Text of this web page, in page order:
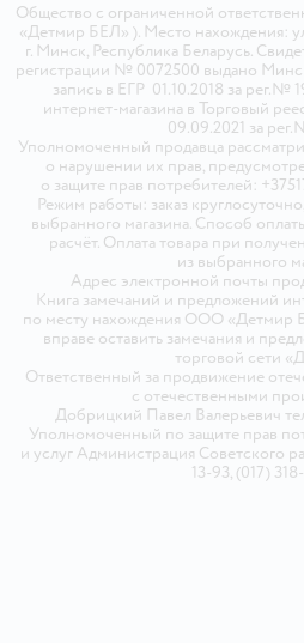
Общество с ограниченной
«Детмир БЕЛ» ). Место нахождения:
г. Минск, Республика Беларусь.
регистрации № 0072500 выдано
запись в ЕГР 01.10.2018 за рег.№
интернет-магазина в Торговый
09.09.2021 за
Уполномоченный продавца
о нарушении их прав,
о защите прав потребителей:
Режим работы: заказ
выбранного магазина. Способ
расчёт. Оплата товара при
из выбранного
Адрес электронной почты
Книга замечаний и предложений
по месту нахождения ООО «Детмир
вправе оставить замечания и
торговой сети
Ответственный за продвижение
с отечественными
Добрицкий Павел Валерьевич
Уполномоченный по защите прав
и услуг Администрация Советского
13-93, (017)